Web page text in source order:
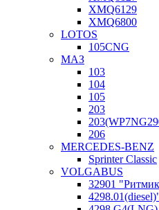
XMQ6129
XMQ6800
LOTOS
105CNG
МАЗ
103
104
105
203
206
MERCEDES-BENZ
Sprinter Classic
VOLGABUS
32901